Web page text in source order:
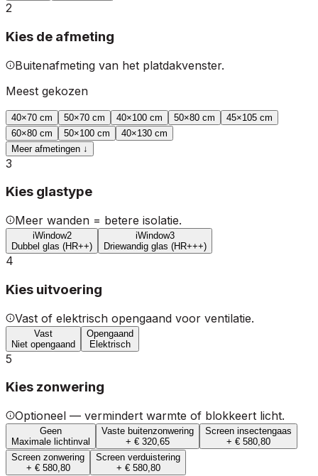
2
Kies de afmeting
Buitenafmeting van het platdakvenster.
Meest gekozen
40×70 cm 50×70 cm 40×100 cm 50×80 cm 45×105 cm
60×80 cm 50×100 cm 40×130 cm
Meer afmetingen ↓
3
Kies glastype
Meer wanden = betere isolatie.
iWindow2
Dubbel glas (HR++)
iWindow3
Driewandig glas (HR+++)
4
Kies uitvoering
Vast of elektrisch opengaand voor ventilatie.
Vast
Niet opengaand
Opengaand
Elektrisch
5
Kies zonwering
Optioneel — vermindert warmte of blokkeert licht.
Geen
Maximale lichtinval
Vaste buitenzonwering
+ € 320,65
Screen insectengaas
+ € 580,80
Screen zonwering
+ € 580,80
Screen verduistering
+ € 580,80